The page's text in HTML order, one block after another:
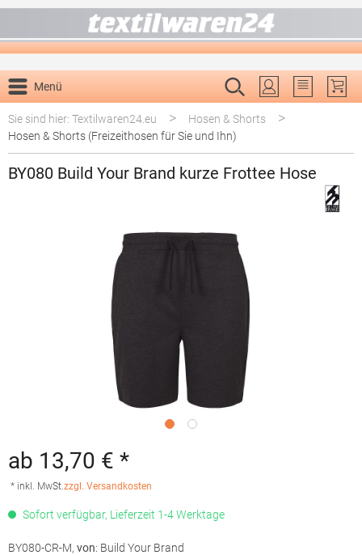
Menü
Du hast 0
Sie sind hier: Textilwaren24.eu
> Hosen & Shorts >
Hosen & Shorts (Freizeithosen für Sie und Ihn)
BY080 Build Your Brand kurze Frottee Hose
Bildergalerie überspringen
ab 13,70 € *
* inkl. MwSt.zzgl. Versandkosten
Sofort verfügbar, Lieferzeit 1-4 Werktage
BY080-CR-M, von: Build Your Brand